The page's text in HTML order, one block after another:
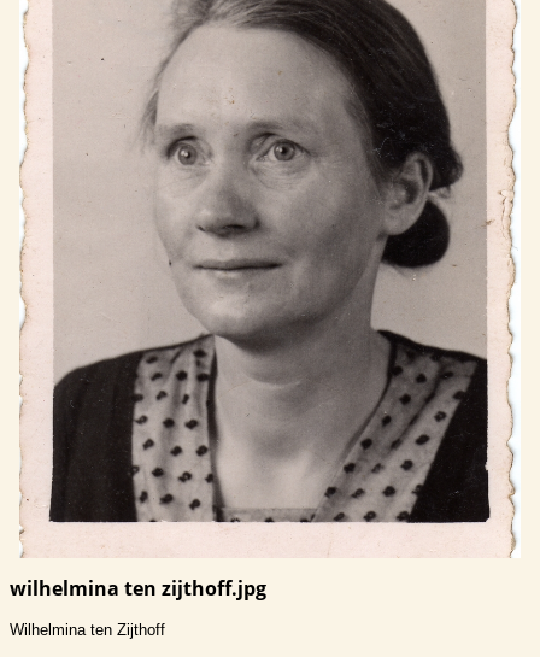
wilhelmina ten zijthoff.jpg
Wilhelmina ten Zijthoff